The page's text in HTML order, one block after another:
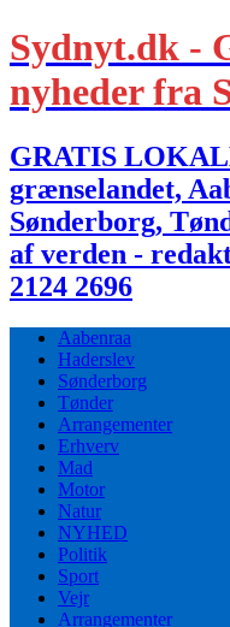
Sydnyt.dk -
nyheder fra
GRATIS
grænselandet,
Sønderborg,
af verden -
2124 2696
Aabenraa
Haderslev
Sønderborg
Tønder
Arrangementer
Erhverv
Mad
Motor
Natur
NYHED
Politik
Sport
Vejr
Arrangementer